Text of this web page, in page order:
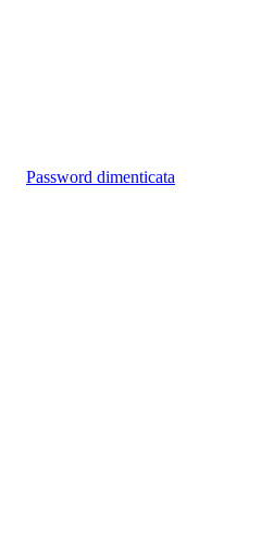
Password dimenticata